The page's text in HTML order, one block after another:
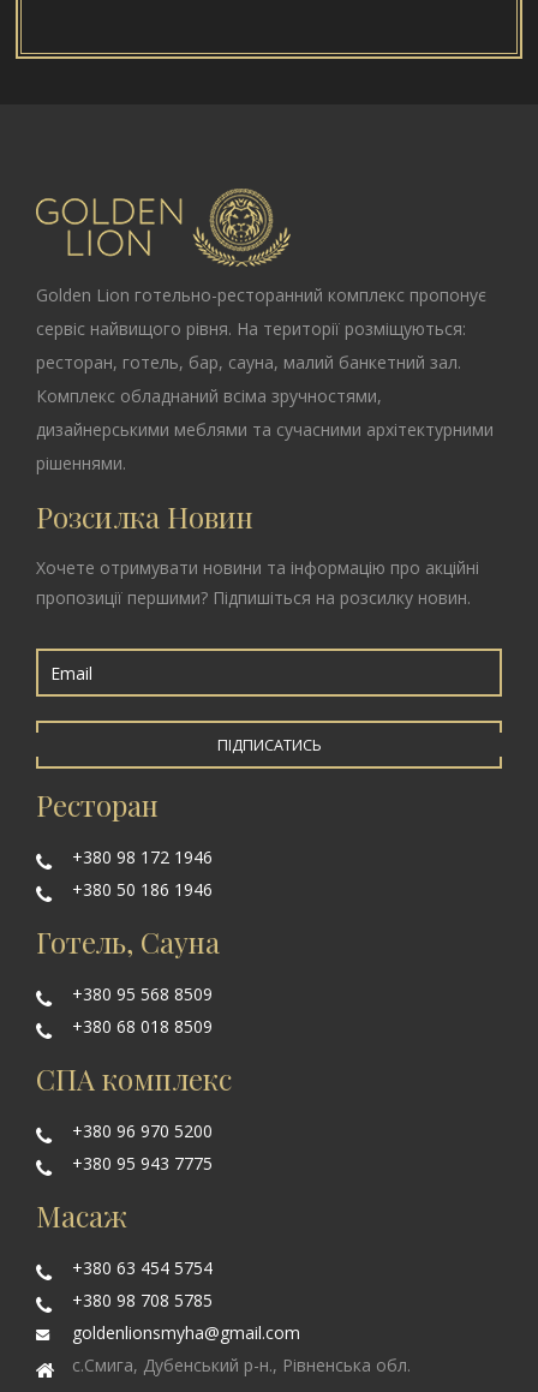
Golden Lion готельно-ресторанний комплекс пропонує
сервіс найвищого рівня. На території розміщуються:
ресторан, готель, бар, сауна, малий банкетний зал.
Комплекс обладнаний всіма зручностями,
дизайнерськими меблями та сучасними архітектурними
рішеннями.
Розсилка Новин
Хочете отримувати новини та інформацію про акційні
пропозиції першими? Підпишіться на розсилку новин.
ПІДПИСАТИСЬ
Ресторан
+380 98 172 1946
+380 50 186 1946
Готель, Сауна
+380 95 568 8509
+380 68 018 8509
СПА комплекс
+380 96 970 5200
+380 95 943 7775
Масаж
+380 63 454 5754
+380 98 708 5785
goldenlionsmyha@gmail.com
с.Смига, Дубенський р-н., Рівненська обл.